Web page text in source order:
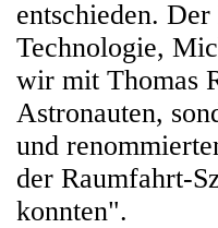
entschieden.
Technologie,
wir mit Thomas
Astronauten,
und
der Raumfahrt-
konnten".